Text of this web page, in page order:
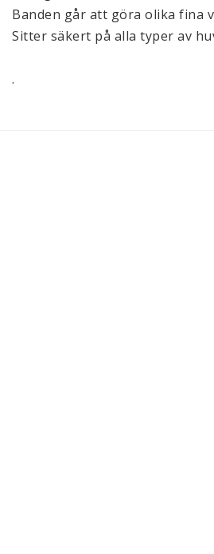
Banden går att göra olika fina
Sitter säkert på alla typer av